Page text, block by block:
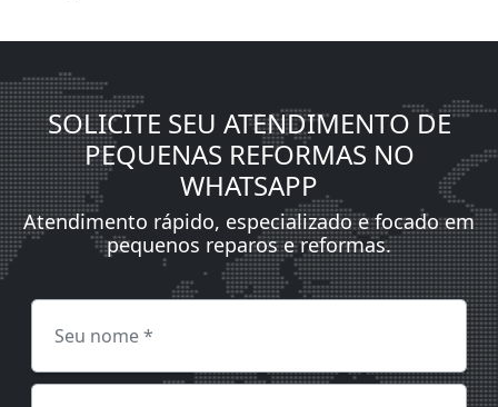
SOLICITE SEU ATENDIMENTO DE
PEQUENAS REFORMAS NO
WHATSAPP
Atendimento rápido, especializado e focado em
pequenos reparos e reformas.